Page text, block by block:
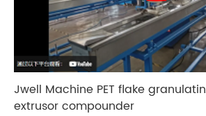
Jwell Machine PET flake
extrusor compounder